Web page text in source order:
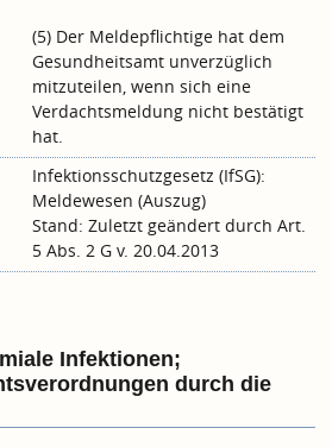
(5) Der Meldepflichtige hat dem
Gesundheitsamt unverzüglich
mitzuteilen, wenn sich eine
Verdachtsmeldung nicht bestätigt
hat.
Infektionsschutzgesetz (IfSG):
Meldewesen (Auszug)
Stand: Zuletzt geändert durch Art.
5 Abs. 2 G v. 20.04.2013
Infektionen;
durch die